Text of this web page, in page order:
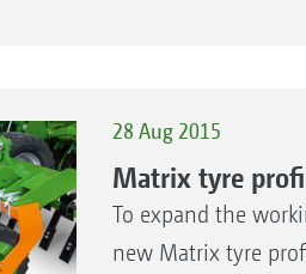
28 Aug 2015
Matrix tyre
To expand the
new Matrix tyre